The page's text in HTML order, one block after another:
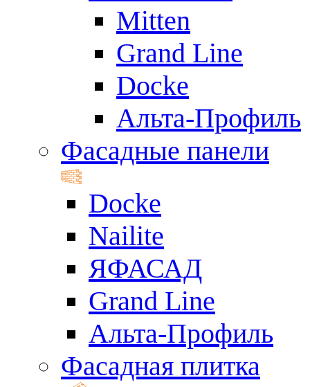
Mitten
Grand Line
Docke
Альта-Профиль
Фасадные панели
Docke
Nailite
ЯФАСАД
Grand Line
Альта-Профиль
Фасадная плитка